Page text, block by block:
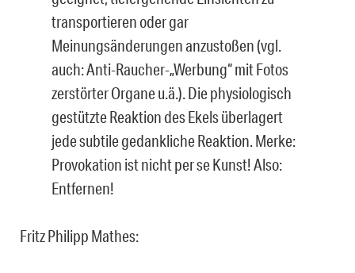
transportieren oder gar
Meinungsänderungen anzustoßen (vgl.
auch: Anti-Raucher-„Werbung“ mit Fotos
zerstörter Organe u.ä.). Die physiologisch
gestützte Reaktion des Ekels überlagert
jede subtile gedankliche Reaktion. Merke:
Provokation ist nicht per se Kunst! Also:
Entfernen!
Fritz Philipp Mathes: